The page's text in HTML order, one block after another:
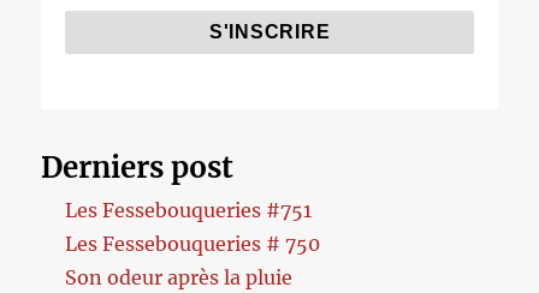
Derniers post
Les Fessebouqueries #751
Les Fessebouqueries # 750
Son odeur après la pluie